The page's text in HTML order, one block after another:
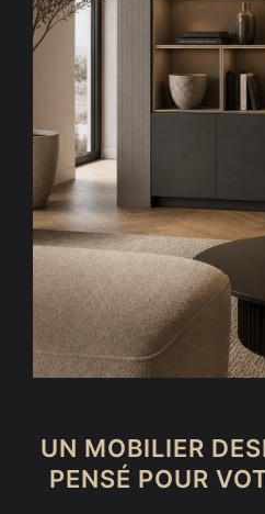
UN MOBILIER
PENSÉ POUR